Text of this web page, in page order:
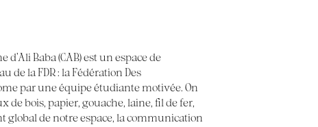
Baba (CAB) est un espace de
de la FDR : la Fédération Des
par une équipe étudiante motivée. On
de bois, papier, gouache, laine, fil de fer,
global de notre espace, la communication